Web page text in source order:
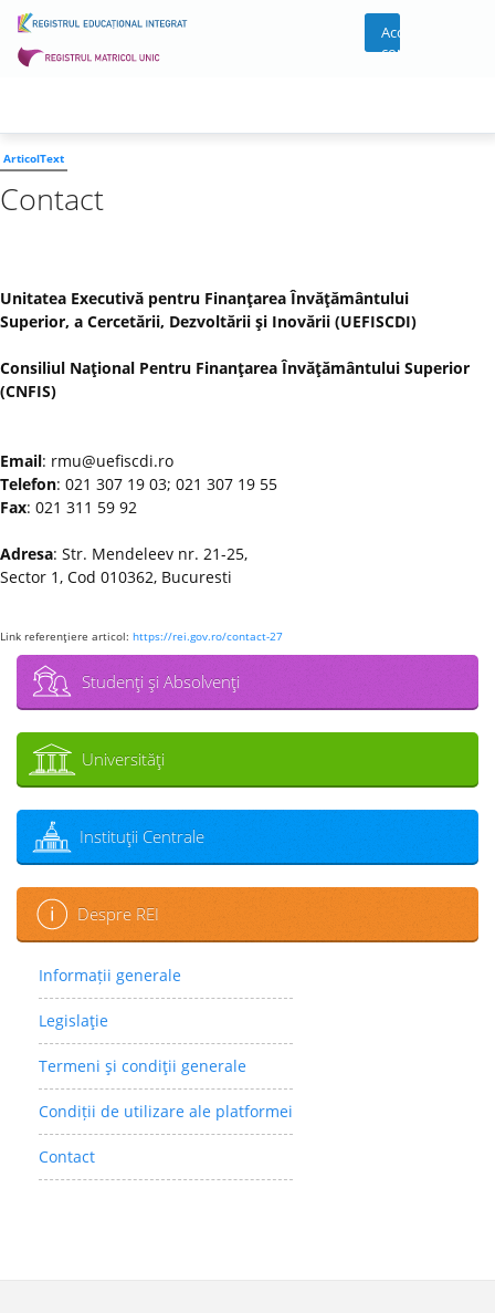
Acces
cont
ArticolText
Contact
Unitatea Executivă pentru Finanţarea Învăţământului
Superior, a Cercetării, Dezvoltării şi Inovării (UEFISCDI)
Consiliul Naţional Pentru Finanţarea Învăţământului Superior
(CNFIS)
Email: rmu@uefiscdi.ro
Telefon: 021 307 19 03; 021 307 19 55
Fax: 021 311 59 92
Adresa: Str. Mendeleev nr. 21-25,
Sector 1, Cod 010362, Bucuresti
Link referenţiere articol: https://rei.gov.ro/contact-27
Studenţi şi Absolvenţi
Universităţi
Instituţii Centrale
Despre REI
Informații generale
Legislaţie
Termeni şi condiţii generale
Condiții de utilizare ale platformei
Contact